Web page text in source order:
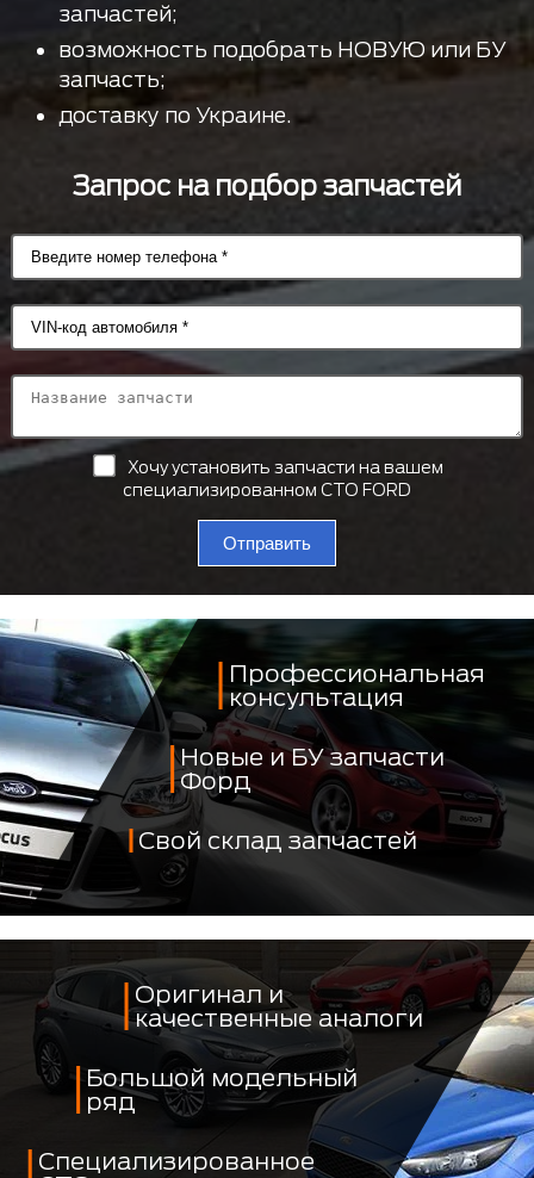
запчастей;
возможность подобрать НОВУЮ или БУ
запчасть;
доставку по Украине.
Запрос на подбор запчастей
Хочу установить запчасти на вашем
специализированном СТО FORD
Отправить
Профессиональная
консультация
Новые и БУ запчасти
Форд
Свой склад запчастей
Оригинал и
качественные аналоги
Большой модельный
ряд
Специализированное